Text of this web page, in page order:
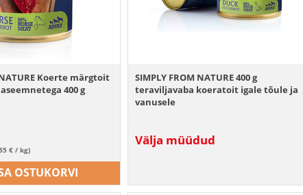
NATURE Koerte märgtoit
400 g
€ / kg)
OSTUKORVI
SIMPLY FROM NATURE 400 g
teraviljavaba koeratoit igale tõule ja
vanusele
Välja müüdud